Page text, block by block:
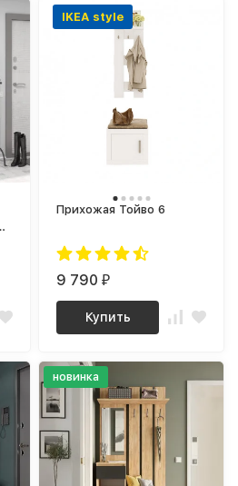
IKEA style
Прихожая Тойво 6
9 790₽
Купить
новинка